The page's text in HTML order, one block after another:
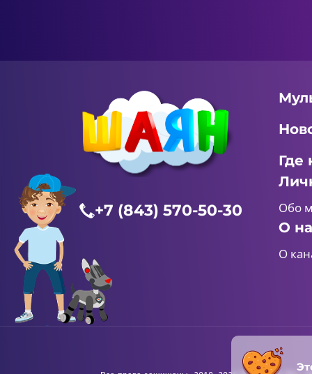
+7 (843) 570-50-30
Где
Обо
О
О